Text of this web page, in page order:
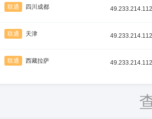
联通 四川成都 49.233.214.112
联通 天津 49.233.214.112
联通 西藏拉萨 49.233.214.112